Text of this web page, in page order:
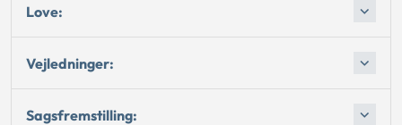
Love:
Vejledninger:
Sagsfremstilling: